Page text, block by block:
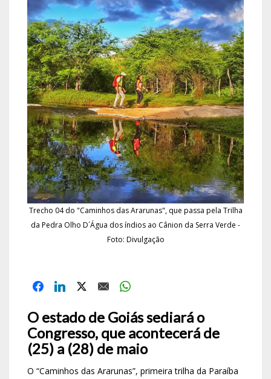
Trecho 04 do "Caminhos das Ararunas", que passa pela Trilha
da Pedra Olho D´Água dos índios ao Cânion da Serra Verde -
Foto: Divulgação
O estado de Goiás sediará o
Congresso, que acontecerá de
(25) a (28) de maio
O “Caminhos das Ararunas”, primeira trilha da Paraíba